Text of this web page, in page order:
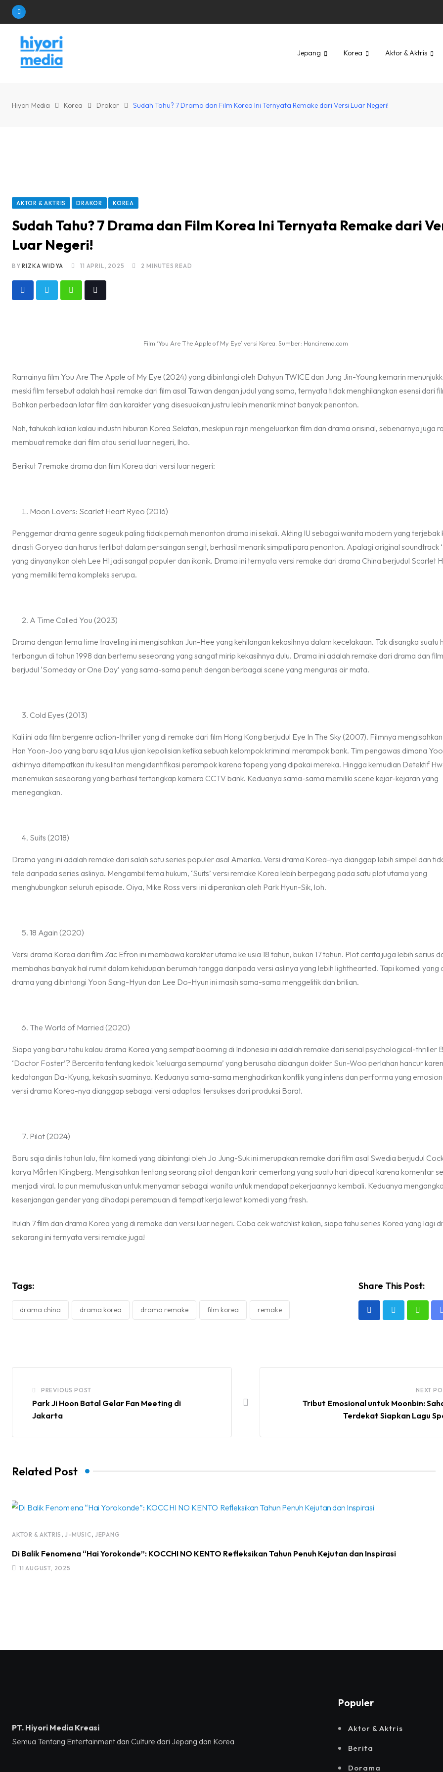
Skip
content
Jepang Korea Aktor & Aktris
Hiyori Media Korea Drakor Sudah Tahu? 7 Drama dan Film Korea Ini Ternyata Remake dari Versi Luar Negeri!
AKTOR & AKTRIS DRAKOR KOREA
Sudah Tahu? 7 Drama dan Film Korea Ini Ternyata Remake dari
Luar Negeri!
BYRIZKA WIDYA 11 APRIL, 2025 2 MINUTES READ
Whatsapp
Tiktok
Film ‘You Are The Apple of My Eye’ versi Korea. Sumber: Hancinema.com
Ramainya film You Are The Apple of My Eye (2024) yang dibintangi oleh Dahyun TWICE dan Jung Jin-Young kemarin
meski film tersebut adalah hasil remake dari film asal Taiwan dengan judul yang sama, ternyata tidak menghilangkan esensi dari
Bahkan perbedaan latar film dan karakter yang disesuaikan justru lebih menarik minat banyak penonton.
Nah, tahukah kalian kalau industri hiburan Korea Selatan, meskipun rajin mengeluarkan film dan drama orisinal, sebenarnya juga
membuatremake dari film atau serial luar negeri, lho.
Berikut 7remake drama dan film Korea dari versi luar negeri:
Moon Lovers: Scarlet Heart Ryeo (2016)
Penggemar drama genre sageukpaling tidak pernah menonton drama ini sekali. Akting IU sebagai wanita modern yang terjebak
dinasti Goryeo dan harus terlibat dalam persaingan sengit, berhasil menarik simpati para penonton. Apalagi original soundtrack
yang dinyanyikan oleh Lee HI jadi sangat populer dan ikonik. Drama ini ternyata versi remake dari drama China berjudul Scarlet
yang memiliki tema kompleks serupa.
A Time Called You (2023)
Drama dengan tema time traveling ini mengisahkan Jun-Hee yang kehilangan kekasihnya dalam kecelakaan. Tak disangka suatu
terbangun di tahun 1998 dan bertemu seseorang yang sangat mirip kekasihnya dulu. Drama ini adalah remake dari drama dan
berjudul ‘Someday or One Day’ yang sama-sama penuh dengan berbagai scene yang menguras air mata.
Cold Eyes (2013)
Kali ini ada film bergenre action-thrilleryang di remake dari film Hong Kong berjudul Eye In The Sky (2007). Filmnya
Han Yoon-Joo yang baru saja lulus ujian kepolisian ketika sebuah kelompok kriminal merampok bank. Tim pengawas dimana
akhirnya ditempatkan itu kesulitan mengidentifikasi perampok karena topeng yang dipakai mereka. Hingga kemudian Detektif
menemukan seseorang yang berhasil tertangkap kamera CCTV bank. Keduanya sama-sama memiliki scene kejar-kejaran yang
menegangkan.
Suits (2018)
Drama yang ini adalah remake dari salah satu series populer asal Amerika. Versi drama Korea-nya dianggap lebih simpel dan
tele daripada series aslinya. Mengambil tema hukum, ‘Suits’ versi remake Korea lebih berpegang pada satu plot utama yang
menghubungkan seluruh episode. Oiya, Mike Ross versi ini diperankan oleh Park Hyun-Sik, loh.
18 Again (2020)
Versi drama Korea dari film Zac Efron ini membawa karakter utama ke usia 18 tahun, bukan 17 tahun. Plot cerita juga lebih serius
membahas banyak hal rumit dalam kehidupan berumah tangga daripada versi aslinya yang lebih lighthearted. Tapi komedi yang
drama yang dibintangi Yoon Sang-Hyun dan Lee Do-Hyun ini masih sama-sama menggelitik dan brilian.
The World of Married (2020)
Siapa yang baru tahu kalau drama Korea yang sempatbooming di Indonesia ini adalah remake dari serial psychological-thriller
‘Doctor Foster’? Bercerita tentang kedok ‘keluarga sempurna’ yang berusaha dibangun dokter Sun-Woo perlahan hancur
kedatangan Da-Kyung, kekasih suaminya. Keduanya sama-sama menghadirkan konflik yang intens dan performa yang
versi drama Korea-nya dianggap sebagai versi adaptasi tersukses dari produksi Barat.
Pilot (2024)
Baru saja dirilis tahun lalu, film komedi yang dibintangi oleh Jo Jung-Suk ini merupakan remake dari film asal Swedia berjudul
karya Mårten Klingberg. Mengisahkan tentang seorang pilot dengan karir cemerlang yang suatu hari dipecat karena komentar
menjadi viral. Ia pun memutuskan untuk menyamar sebagai wanita untuk mendapat pekerjaannya kembali. Keduanya
kesenjangan gender yang dihadapi perempuan di tempat kerja lewat komedi yang fresh.
Itulah 7 film dan drama Korea yang di remake dari versi luar negeri. Coba cekwatchlistkalian, siapa tahu series Korea yang lagi
sekarang ini ternyata versi remake juga!
Tags:
drama china drama korea drama remake film korea remake
Share This Post:
PREVIOUS POST
Park Ji Hoon Batal Gelar Fan Meeting di
Jakarta
NEXT
Tribut Emosional untuk Moonbin:
Terdekat Siapkan Lagu
Related Post
AKTOR & AKTRIS ,J-MUSIC, JEPANG
Di Balik Fenomena “Hai Yorokonde”: KOCCHI NO KENTO Refleksikan Tahun Penuh Kejutan dan Inspirasi
11 AUGUST, 2025
PT. Hiyori Media Kreasi
Semua Tentang Entertainment dan Culture dari Jepang dan Korea
Populer
Aktor & Aktris
Berita
Dorama